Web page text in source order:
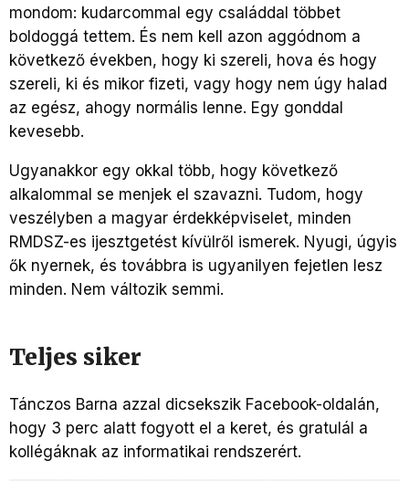
mondom: kudarcommal egy családdal többet
boldoggá tettem. És nem kell azon aggódnom a
következő években, hogy ki szereli, hova és hogy
szereli, ki és mikor fizeti, vagy hogy nem úgy halad
az egész, ahogy normális lenne. Egy gonddal
kevesebb.
Ugyanakkor egy okkal több, hogy következő
alkalommal se menjek el szavazni. Tudom, hogy
veszélyben a magyar érdekképviselet, minden
RMDSZ-es ijesztgetést kívülről ismerek. Nyugi, úgyis
ők nyernek, és továbbra is ugyanilyen fejetlen lesz
minden. Nem változik semmi.
Teljes siker
Tánczos Barna azzal dicsekszik Facebook-oldalán,
hogy 3 perc alatt fogyott el a keret, és gratulál a
kollégáknak az informatikai rendszerért.